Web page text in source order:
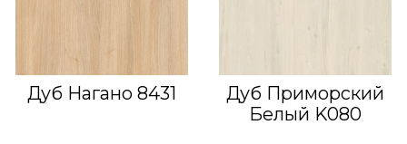
Дуб Нагано 8431
Дуб Приморский
Белый K080